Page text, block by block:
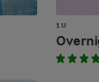
1 U